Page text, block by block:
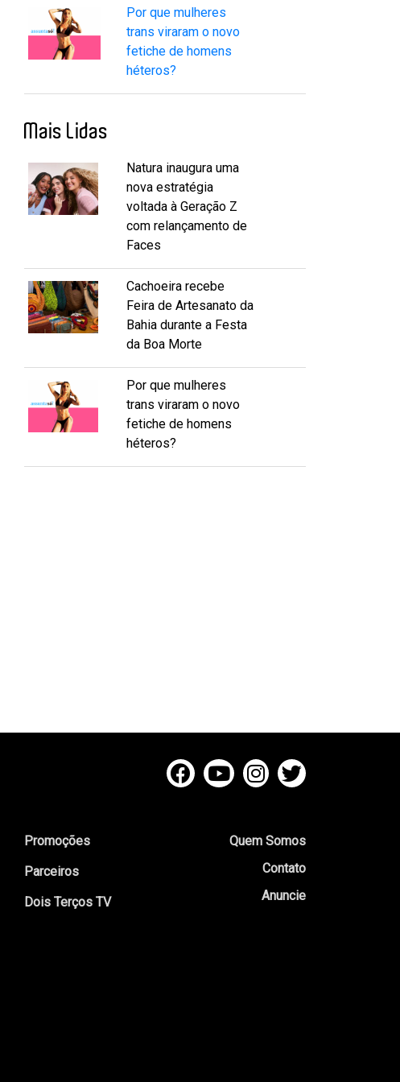
Por que mulheres
trans viraram o novo
fetiche de homens
héteros?
Mais Lidas
Natura inaugura uma
nova estratégia
voltada à Geração Z
com relançamento de
Faces
Cachoeira recebe
Feira de Artesanato da
Bahia durante a Festa
da Boa Morte
Por que mulheres
trans viraram o novo
fetiche de homens
héteros?
Promoções
Parceiros
Dois Terços TV
Quem Somos
Contato
Anuncie